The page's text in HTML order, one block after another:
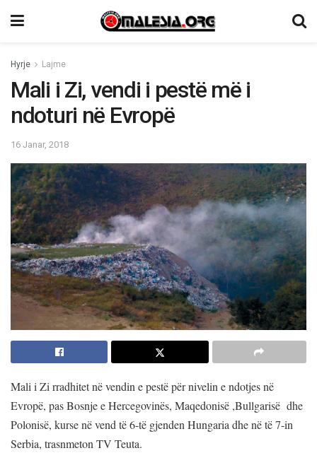
Hyrje Lajme
Mali i Zi, vendi i pestë më i
ndoturi në Evropë
16 Janar, 2018
Mali i Zi rradhitet në vendin e pestë për nivelin e ndotjes në
Evropë, pas Bosnje e Hercegovinës, Maqedonisë ,Bullgarisë dhe
Polonisë, kurse në vend të 6-të gjenden Hungaria dhe në të 7-in
Serbia, trasnmeton TV Teuta.